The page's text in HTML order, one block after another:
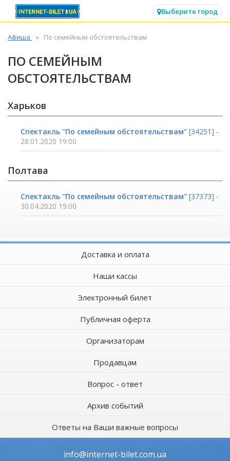
Выберите город
Афиша По семейным обстоятельствам
ПО СЕМЕЙНЫМ
ОБСТОЯТЕЛЬСТВАМ
Харьков
Спектакль "По семейным обстоятельствам" [34251] -
28.01.2020 19:00
Полтава
Спектакль "По семейным обстоятельствам" [37373] -
30.04.2020 19:00
Доставка и оплата
Наши кассы
Электронный билет
Публичная оферта
Организаторам
Продавцам
Вопрос - ответ
Архив событий
Ответы на Ваши важные вопросы
info@internet-bilet.com.ua